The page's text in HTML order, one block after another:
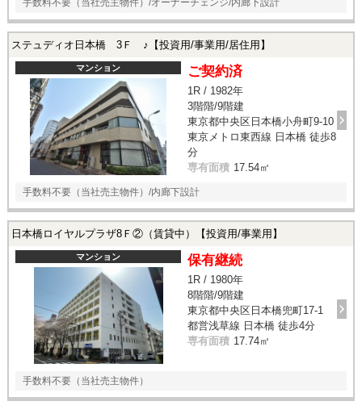
手数料不要（当社売主物件）/オーナーチェンジ/内廊下設計
ステュディオ日本橋 3Ｆ ♪【投資用/事業用/居住用】
マンション ご契約済
1R / 1982年
3階階/9階建
東京都中央区日本橋小舟町9-10
東京メトロ東西線 日本橋 徒歩8
分
専有面積 17.54㎡
手数料不要（当社売主物件）/内廊下設計
日本橋ロイヤルプラザ8Ｆ②（賃貸中）【投資用/事業用】
マンション 保有継続
1R / 1980年
8階階/9階建
東京都中央区日本橋兜町17-1
都営浅草線 日本橋 徒歩4分
専有面積 17.74㎡
手数料不要（当社売主物件）